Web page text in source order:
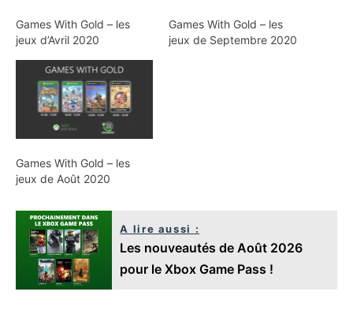
Games With Gold – les
jeux d’Avril 2020
Games With Gold – les
jeux de Septembre 2020
Games With Gold – les
jeux de Août 2020
A lire aussi :
Les nouveautés de Août 2026
pour le Xbox Game Pass !